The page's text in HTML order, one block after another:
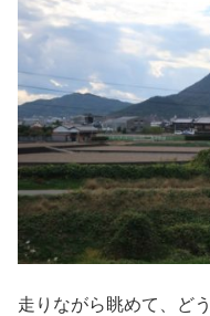
走りながら眺めて、ど